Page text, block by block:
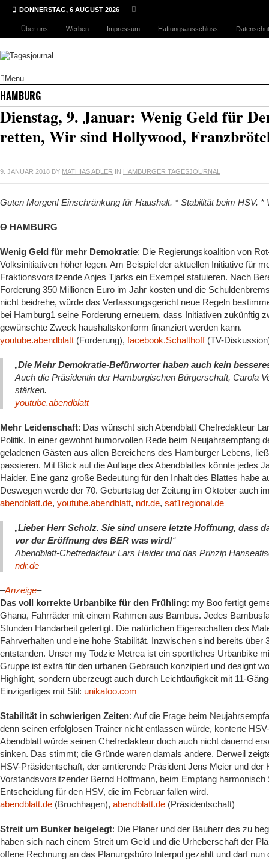
DONNERSTAG, 6 AUGUST 2026
Über uns Werben Impressum Haftungsausschluss
Menu
HAMBURG
Dienstag, 9. Januar: Wenig Geld für
retten, Wir sind Hollywood,
9. JANUAR 2018 BY MATHIAS ADLER IN HAMBURGER TAGESJOURNAL
Guten Morgen! Einschränkung für Haushalt. * Stabilität beim HSV.
Θ HAMBURG
Wenig Geld für mehr Demokratie: Die Regierungskoalition von
Volksinitiativen höher legen. Am Beispiel der aktuellen Initiative für
Fraktionsvorsitzende Anjes Tjarks ein Exempel statuieren. Nach
Forderung 350 Millionen Euro im Jahr kosten und die
nicht beidrehe, würde das Verfassungsgericht neue Regeln
bei Hamburg1 seine Forderung erneuern, dass Initiativen zukünftig
gewünschte Zweck haushaltskonform finanziert werden kann.
youtube.abendblatt (Forderung), facebook.Schalthoff(TV-
„Die Mehr Demokratie-Befürworter haben auch kein
Auch die Präsidentin der Hamburgischen Bürgerschaft, Carola
stärken.
youtube.abendblatt
Mehr Leidenschaft: Das wünscht sich Abendblatt Chefredakteur
Politik. In einer gewohnt humorvollen Rede beim Neujahrsempfang
geladenen Gästen aus allen Bereichens des Hamburger Lebens,
passieren. Mit Blick auf die Auflage des Abendblattes könnte jedes
Haider. Eine ganz große Bedeutung für den Inhalt des Blattes habe
Deswegen werde der 70. Geburtstag der Zeitung im Oktober auch
abendblatt.de, youtube.abendblatt, ndr.de, sat1regional.de
„Lieber Herr Scholz. Sie sind unsere letzte Hoffnung, dass
vor der Eröffnung des BER was wird!“
Abendblatt-Chefredakteur Lars Haider und das Prinzip
ndr.de
–Anzeige–
Das voll korrekte Urbanbike für den Frühling: my Boo fertigt
Ghana, Fahrräder mit einem Rahmen aus Bambus. Jedes
Stunden Handarbeit gefertigt. Die natürlichen Eigenschaften des
Fahrverhalten und eine hohe Stabilität. Inzwischen sind bereits über
entstanden. Unser my Todzie Metrea ist ein sportliches Urbanbike
Gruppe ist extra für den urbanen Gebrauch konzipiert und designt
Highlight, sondern überzeugt auch durch Leichtläufigkeit mit 11-
Einzigartiges mit Stil: unikatoo.com
Stabilität in schwierigen Zeiten: Auf die Frage beim
denn seinen erfolglosen Trainer nicht entlassen würde, konterte
Abendblatt würde seinen Chefredakteur doch auch nicht dauernd
sinken. Das stimmt; die Gründe waren damals andere. Derweil
HSV-Präsidentschaft, der amtierende Präsident Jens Meier und der
Vorstandsvorsitzender Bernd Hoffmann, beim Empfang
Entscheidung für den HSV, die im Februar fallen wird.
abendblatt.de (Bruchhagen), abendblatt.de (Präsidentschaft)
Streit um Bunker beigelegt: Die Planer und der Bauherr des zu
haben sich nach einem Streit um Geld und die Urheberschaft der
offene Rechnung an das Planungsbüro Interpol gezahlt und darf